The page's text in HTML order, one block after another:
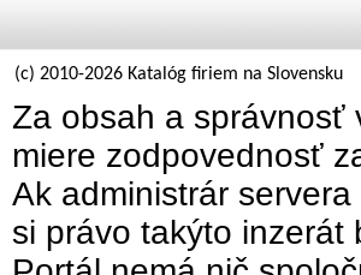
(c) 2010-2026 Katalóg firiem na Slovensku
Za obsah a správnosť
miere zodpovednosť
Ak administrár
si právo takýto